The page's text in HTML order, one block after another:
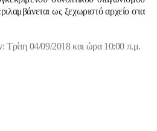
ως ξεχωριστό αρχείο στα
04/09/2018 και ώρα 10:00 π.μ.